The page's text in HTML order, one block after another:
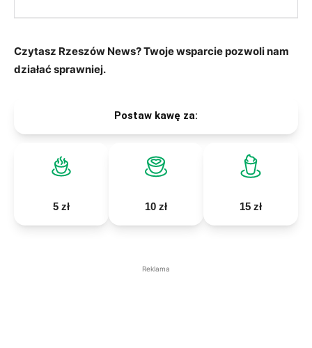
Czytasz Rzeszów News? Twoje wsparcie pozwoli nam
działać sprawniej.
Postaw kawę za:
5 zł 10 zł 15 zł
Reklama